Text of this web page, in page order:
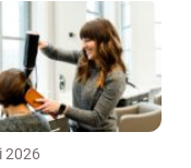
2026